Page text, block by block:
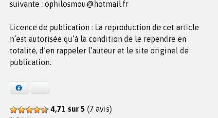
suivante : ophilosmou@hotmail.fr
Licence de publication : La reproduction de cet article
n’est autorisée qu’à la condition de le rependre en
totalité, d’en rappeler l’auteur et le site originel de
publication.
4,71 sur 5 (7 avis)